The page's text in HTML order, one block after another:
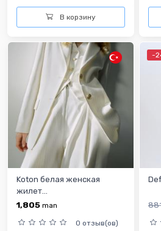
В корзину
Koton белая женская
жилет...
1,805 man
0 отзыв(ов)
-